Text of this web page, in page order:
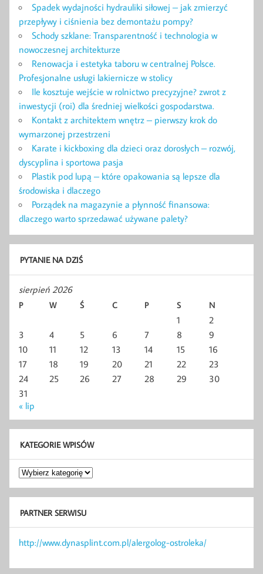
Spadek wydajności hydrauliki siłowej – jak zmierzyć
przepływy i ciśnienia bez demontażu pompy?
Schody szklane: Transparentność i technologia w
nowoczesnej architekturze
Renowacja i estetyka taboru w centralnej Polsce.
Profesjonalne usługi lakiernicze w stolicy
Ile kosztuje wejście w rolnictwo precyzyjne? zwrot z
inwestycji (roi) dla średniej wielkości gospodarstwa.
Kontakt z architektem wnętrz – pierwszy krok do
wymarzonej przestrzeni
Karate i kickboxing dla dzieci oraz dorosłych – rozwój,
dyscyplina i sportowa pasja
Plastik pod lupą – które opakowania są lepsze dla
środowiska i dlaczego
Porządek na magazynie a płynność finansowa:
dlaczego warto sprzedawać używane palety?
PYTANIE NA DZIŚ
sierpień 2026
P W Ś C P S N
1
2
3
4 5 6 7 8
9
10
11 12 13 14 15
16
17
18 19 20 21 22
23
24
25 26 27 28 29
30
31
« lip
KATEGORIE WPISÓW
Kategorie
wpisów
PARTNER SERWISU
http://www.dynasplint.com.pl/alergolog-ostroleka/